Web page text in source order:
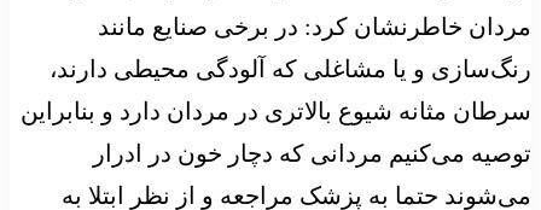
مردان خاطرنشان کرد: در برخی صنایع مانند
رنگ‌سازی و یا مشاغلی که آلودگی محیطی دارند،
سرطان مثانه شیوع بالاتری در مردان دارد و بنابراین
توصیه می‌کنیم مردانی که دچار خون در ادرار
می‌شوند حتما به پزشک مراجعه و از نظر ابتلا به